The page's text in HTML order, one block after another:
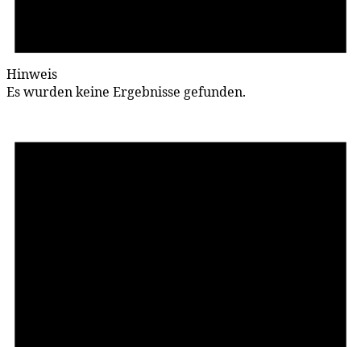
Hinweis
Es wurden keine Ergebnisse gefunden.